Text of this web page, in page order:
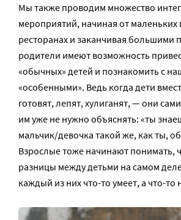
Мы также проводим множество
мероприятий, начиная от маленьких
ресторанах и заканчивая большими
родители имеют возможность
«обычных» детей и познакомить с
«особенными». Ведь когда дети
готовят, лепят, хулиганят, — они
им уже не нужно объяснять: «ты
мальчик/девочка такой же, как ты,
Взрослые тоже начинают понимать,
разницы между детьми на самом
каждый из них что-то умеет, а что-то